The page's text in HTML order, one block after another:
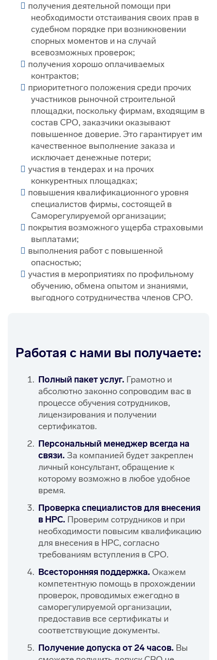
получения деятельной помощи при
необходимости отстаивания своих прав в
судебном порядке при возникновении
спорных моментов и на случай
всевозможных проверок;
получения хорошо оплачиваемых
контрактов;
приоритетного положения среди прочих
участников рыночной строительной
площадки, поскольку фирмам, входящим в
состав СРО, заказчики оказывают
повышенное доверие. Это гарантирует им
качественное выполнение заказа и
исключает денежные потери;
участия в тендерах и на прочих
конкурентных площадках;
повышения квалификационного уровня
специалистов фирмы, состоящей в
Саморегулируемой организации;
покрытия возможного ущерба страховыми
выплатами;
выполнения работ с повышенной
опасностью;
участия в мероприятиях по профильному
обучению, обмена опытом и знаниями,
выгодного сотрудничества членов СРО.
Работая с нами вы получаете:
Полный пакет услуг. Грамотно и
абсолютно законно сопроводим вас в
процессе обучения сотрудников,
лицензирования и получении
сертификатов.
Персональный менеджер всегда на
связи. За компанией будет закреплен
личный консультант, обращение к
которому возможно в любое удобное
время.
Проверка специалистов для внесения
в НРС. Проверим сотрудников и при
необходимости повысим квалификацию
для внесения в НРС, согласно
требованиям вступления в СРО.
Всесторонняя поддержка. Окажем
компетентную помощь в прохождении
проверок, проводимых ежегодно в
саморегулируемой организации,
предоставив все сертификаты и
соответствующие документы.
Получение допуска от 24 часов. Вы